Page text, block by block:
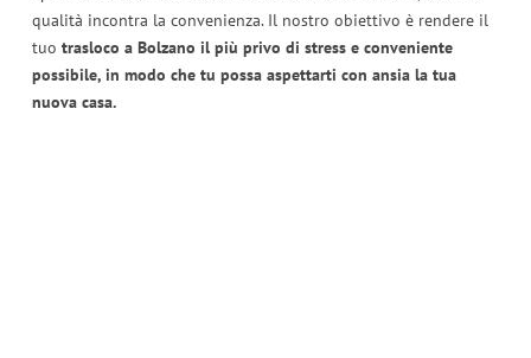
qualità incontra la convenienza. Il nostro obiettivo è rendere il
tuo trasloco a Bolzano il più privo di stress e conveniente
possibile, in modo che tu possa aspettarti con ansia la tua
nuova casa.